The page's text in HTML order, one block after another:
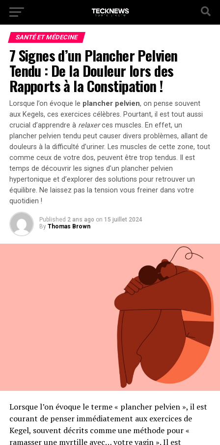
SANTÉ ET MÉDECINE
7 Signes d’un Plancher Pelvien
Tendu : De la Douleur lors des
Rapports à la Constipation !
Lorsque l’on évoque le plancher pelvien, on pense souvent
aux Kegels, ces exercices célèbres. Pourtant, il est tout aussi
crucial d’apprendre à relaxerces muscles. En effet, un
plancher pelvien tendu peut causer divers problèmes, allant de
douleurs à la difficulté d’uriner. Les muscles de cette zone, tout
comme ceux de votre dos, peuvent être trop tendus. Il est
temps de découvrir les signes d’un plancher pelvien
hypertonique et d’explorer des solutions pour retrouver un
équilibre. Ne laissez pas la tension vous freiner dans votre
quotidien !
Published 2 ans ago on 15 juillet 2024
By Thomas Brown
Lorsque l’on évoque le terme « plancher pelvien », il est
courant de penser immédiatement aux exercices de
Kegel, souvent décrits comme une méthode pour «
ramasser une myrtille avec… votre vagin ». Il est